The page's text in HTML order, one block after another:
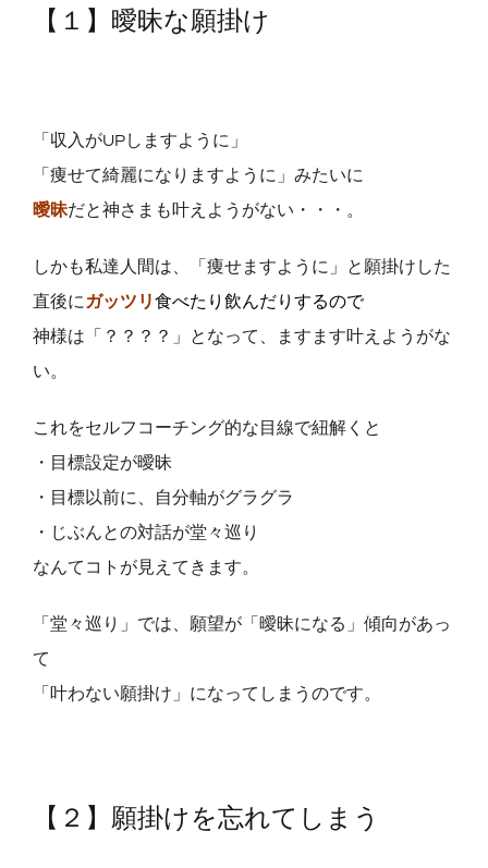
【１】曖昧な願掛け
「収入がUPしますように」
「痩せて綺麗になりますように」みたいに
曖昧だと神さまも叶えようがない・・・。
しかも私達人間は、「痩せますように」と願掛けした
直後にガッツリ食べたり飲んだりするので
神様は「？？？？」となって、ますます叶えようがな
い。
これをセルフコーチング的な目線で紐解くと
・目標設定が曖昧
・目標以前に、自分軸がグラグラ
・じぶんとの対話が堂々巡り
なんてコトが見えてきます。
「堂々巡り」では、願望が「曖昧になる」傾向があっ
て
「叶わない願掛け」になってしまうのです。
【２】願掛けを忘れてしまう